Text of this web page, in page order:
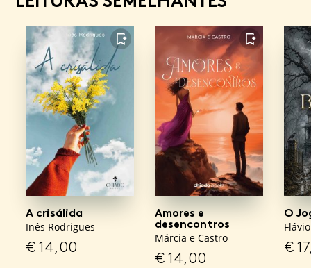
FAVORITO
A crisálida
Inês Rodrigues
€14,00
FAVORITO
Amores e
desencontros
Márcia e Castro
€14,00
O
€